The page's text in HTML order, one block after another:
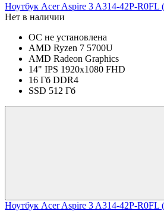
Ноутбук Acer Aspire 3 A314-42P-
Нет в наличии
ОС не установлена
AMD Ryzen 7 5700U
AMD Radeon Graphics
14" IPS 1920x1080 FHD
16 Гб DDR4
SSD 512 Гб
Ноутбук Acer Aspire 3 A314-42P-